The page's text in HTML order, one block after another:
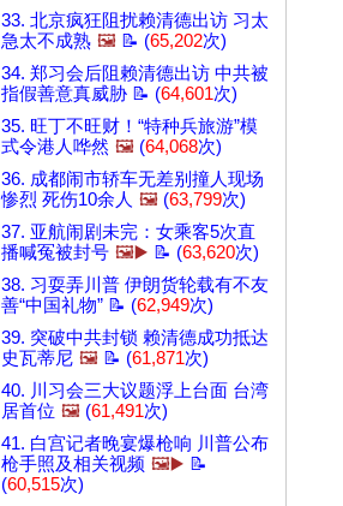
33. 北京疯狂阻扰赖清德出访 习太
急太不成熟 🖼️ 📝 (65,202次)
34. 郑习会后阻赖清德出访 中共被
指假善意真威胁 📝 (64,601次)
35. 旺丁不旺财！“特种兵旅游”模
式令港人哗然 🖼️ (64,068次)
36. 成都闹市轿车无差别撞人现场
惨烈 死伤10余人 🖼️ (63,799次)
37. 亚航闹剧未完：女乘客5次直
播喊冤被封号 🖼️▶️ 📝 (63,620次)
38. 习耍弄川普 伊朗货轮载有不友
善“中国礼物” 📝 (62,949次)
39. 突破中共封锁 赖清德成功抵达
史瓦蒂尼 🖼️ 📝 (61,871次)
40. 川习会三大议题浮上台面 台湾
居首位 🖼️ (61,491次)
41. 白宫记者晚宴爆枪响 川普公布
枪手照及相关视频 🖼️▶️ 📝
(60,515次)